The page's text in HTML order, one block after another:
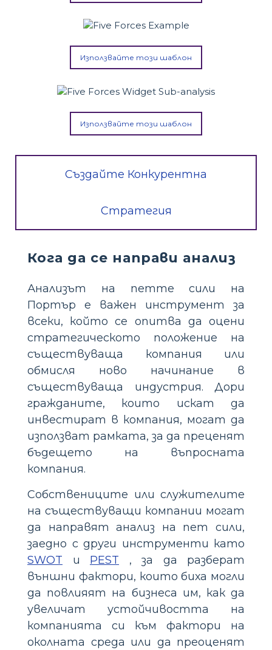
Използвайте този шаблон
Използвайте този шаблон
Създайте Конкурентна
Стратегия
Кога да се направи анализ
Анализът на петте сили на
Портър е важен инструмент за
всеки, който се опитва да оцени
стратегическото положение на
съществуваща компания или
обмисля ново начинание в
съществуваща индустрия. Дори
гражданите, които искат да
инвестират в компания, могат да
използват рамката, за да преценят
бъдещето на въпросната
компания.
Собствениците или служителите
на съществуващи компании могат
да направят анализ на пет сили,
заедно с други инструменти като
SWOT и PEST , за да разберат
външни фактори, които биха могли
да повлияят на бизнеса им, как да
увеличат устойчивостта на
компанията си към фактори на
околната среда или да преоценят